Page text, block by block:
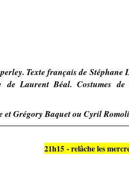
Texte français de Stéphane
de Laurent Béal. Costumes
et Grégory Baquet ou Cyril
21h15 - relâche les